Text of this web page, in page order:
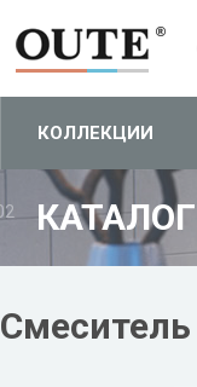
КОЛЛЕКЦИИ
КАТАЛОГ